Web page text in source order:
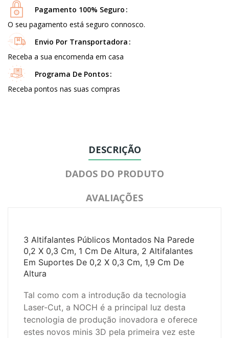
Pagamento 100% Seguro
O seu pagamento está seguro connosco.
Envio Por Transportadora
Receba a sua encomenda em casa
Programa De Pontos
Receba pontos nas suas compras
DESCRIÇÃO
DADOS DO PRODUTO
AVALIAÇÕES
3 Altifalantes Públicos Montados Na Parede
0,2 X 0,3 Cm, 1 Cm De Altura, 2 Altifalantes
Em Suportes De 0,2 X 0,3 Cm, 1,9 Cm De
Altura
Tal como com a introdução da tecnologia
Laser-Cut, a NOCH é a principal luz desta
tecnologia de produção inovadora e oferece
estes novos minis 3D pela primeira vez este